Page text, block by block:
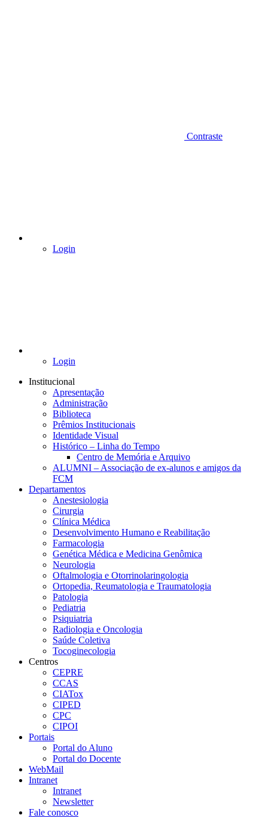
Contraste
Login
Login
Institucional
Apresentação
Administração
Biblioteca
Prêmios Institucionais
Identidade Visual
Histórico – Linha do Tempo
Centro de Memória e Arquivo
ALUMNI – Associação de ex-alunos e amigos da
FCM
Departamentos
Anestesiologia
Cirurgia
Clínica Médica
Desenvolvimento Humano e Reabilitação
Farmacologia
Genética Médica e Medicina Genômica
Neurologia
Oftalmologia e Otorrinolaringologia
Ortopedia, Reumatologia e Traumatologia
Patologia
Pediatria
Psiquiatria
Radiologia e Oncologia
Saúde Coletiva
Tocoginecologia
Centros
CEPRE
CCAS
CIATox
CIPED
CPC
CIPOI
Portais
Portal do Aluno
Portal do Docente
WebMail
Intranet
Intranet
Newsletter
Fale conosco